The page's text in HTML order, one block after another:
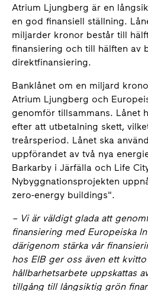
Atrium Ljungberg är en
en god finansiell ställning.
miljarder kronor består till
finansiering och till hälften av
direktfinansiering.
Banklånet om en miljard
Atrium Ljungberg och
genomför tillsammans. Lånet
efter att utbetalning skett,
treårsperiod. Lånet ska
uppförandet av två nya
Barkarby i Järfälla och Life
Nybyggnationsprojekten
zero-energy buildings".
– Vi är väldigt glada att
finansiering med Europeiska
därigenom stärka vår
hos EIB ger oss även ett
hållbarhetsarbete uppskattas
tillgång till långsiktig grön